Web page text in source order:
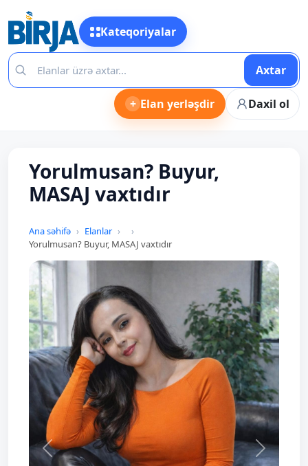
Kateqoriyalar
Axtar
+ Elan yerləşdir Daxil ol
Yorulmusan? Buyur,
MASAJ vaxtıdır
Ana səhifə
Elanlar
Yorulmusan? Buyur, MASAJ vaxtıdır
Prev Next